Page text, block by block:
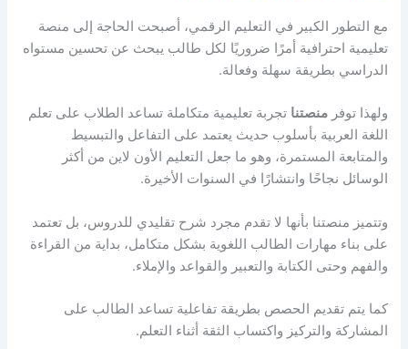
مع التطور الكبير في التعليم الرقمي، أصبحت الحاجة إلى منصة
تعليمية احترافية أمرًا ضروريًا لكل طالب يبحث عن تحسين مستواه
الدراسي بطريقة سهلة وفعالة.
ولهذا توفرمنصتنا تجربة تعليمية متكاملة تساعد الطلاب على تعلم
اللغة العربية بأسلوب حديث يعتمد على التفاعل والتبسيط
والمتابعة المستمرة، وهو ما جعل التعليم الأون لاين من أكثر
الوسائل نجاحًا وانتشارًا في السنوات الأخيرة.
وتتميز منصتنا بأنها لا تقدم مجرد شرح تقليدي للدروس، بل تعتمد
على بناء مهارات الطالب اللغوية بشكل متكامل، بداية من القراءة
والفهم وحتى الكتابة والتعبير والقواعد والإملاء.
كما يتم تقديم الحصص بطريقة تفاعلية تساعد الطالب على
المشاركة والتركيز واكتساب الثقة أثناء التعلم.